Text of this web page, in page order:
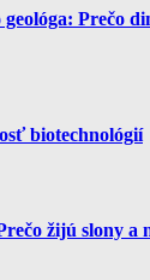
Prečo
biotechnológií
žijú slony a